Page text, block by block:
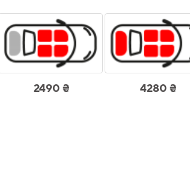
2490 ₴ 4280 ₴